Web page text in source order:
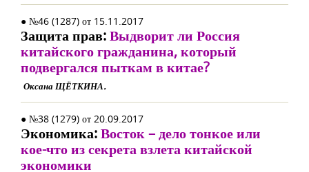
● №46 (1287) от 15.11.2017
Защита прав:Выдворит ли Россия
китайского гражданина, который
подвергался пыткам в китае?
Оксана ЩЁТКИНА.
● №38 (1279) от 20.09.2017
Экономика:Восток – дело тонкое или
кое-что из секрета взлета китайской
экономики